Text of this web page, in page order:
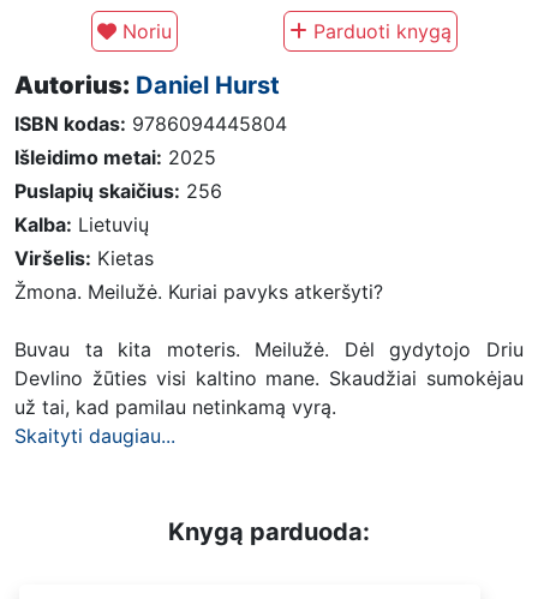
Noriu Parduoti knygą
Autorius: Daniel Hurst
ISBN kodas: 9786094445804
Išleidimo metai: 2025
Puslapių skaičius: 256
Kalba: Lietuvių
Viršelis: Kietas
Žmona. Meilužė. Kuriai pavyks atkeršyti?
Buvau ta kita moteris. Meilužė. Dėl gydytojo Driu
Devlino žūties visi kaltino mane. Skaudžiai sumokėjau
už tai, kad pamilau netinkamą vyrą.
Skaityti daugiau...
Knygą parduoda: